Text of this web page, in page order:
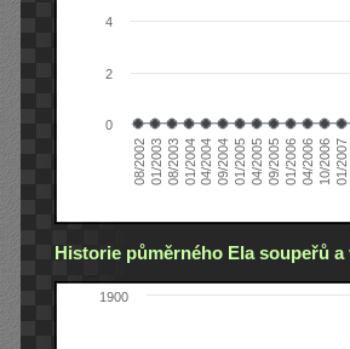
08/200201/200308/200301/200404/200409/200401/200504/200509/200501/200604/200610/200601/2007
0
2
4
Historie půměrného Ela soupeřů
1900